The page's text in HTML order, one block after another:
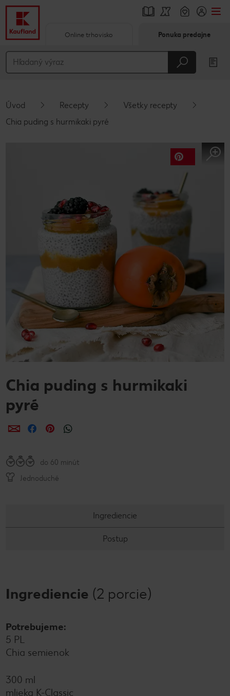
Hlavný obsah
Vyskakovací bočný panel
Online trhovisko Ponuka predajne
Úvod Recepty
Všetky recepty
Chia puding s hurmikaki pyré
Chia puding s hurmikaki
pyré
ZdieľaťZdieľaťZdieľať
do 60 minút
Jednoduché
Ingrediencie
Postup
Ingrediencie (2 porcie)
Potrebujeme:
5 PL
Chia semienok
300 ml
mlieka K-Classic